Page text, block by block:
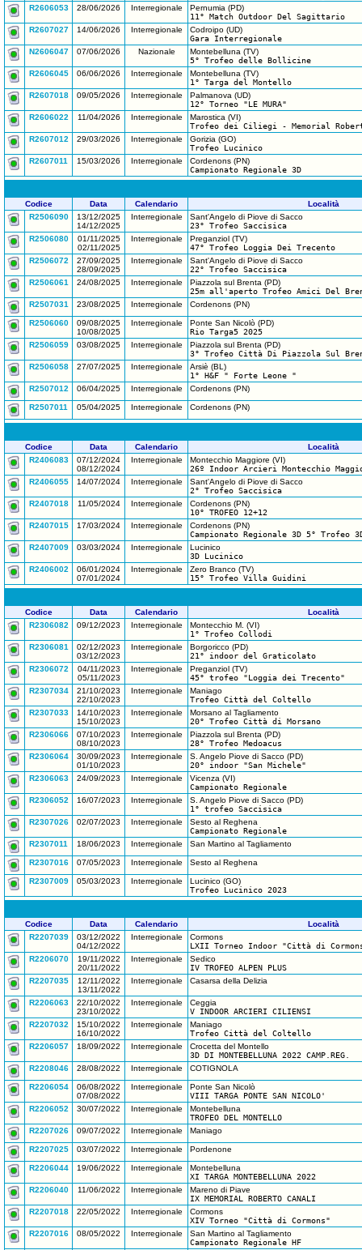
R2606053
28/06/2026 Interregionale
Pernumia (PD)
11° Match Outdoor Del Sagittario
R2607027
14/06/2026 Interregionale
Codroipo (UD)
Gara Interregionale
N2606047
07/06/2026 Nazionale
Montebelluna (TV)
5° Trofeo delle Bollicine
R2606045
06/06/2026 Interregionale
Montebelluna (TV)
1° Targa del Montello
R2607018
09/05/2026 Interregionale
Palmanova (UD)
12° Torneo "LE MURA"
R2606022
11/04/2026 Interregionale
Marostica (VI)
Trofeo dei Ciliegi - Memorial
R2607012
29/03/2026 Interregionale
Gorizia (GO)
Trofeo Lucinico
R2607011
15/03/2026 Interregionale
Cordenons (PN)
Campionato Regionale 3D
Codice Data Calendario
Località
R2506090
13/12/2025
14/12/2025
Interregionale
Sant'Angelo di Piove di Sacco
23° Trofeo Saccisica
R2506080
01/11/2025
02/11/2025
Interregionale
Preganziol (TV)
47° Trofeo Loggia Dei Trecento
R2506072
27/09/2025
28/09/2025
Interregionale
Sant'Angelo di Piove di Sacco
22° Trofeo Saccisica
R2506061
24/08/2025 Interregionale
Piazzola sul Brenta (PD)
25m all'aperto Trofeo Amici Del
R2507031
23/08/2025 Interregionale Cordenons (PN)
R2506060
09/08/2025
10/08/2025
Interregionale
Ponte San Nicolò (PD)
Rio Targa5 2025
R2506059
03/08/2025 Interregionale
Piazzola sul Brenta (PD)
3° Trofeo Città Di Piazzola Sul
R2506058
27/07/2025 Interregionale
Arsiè (BL)
1° H&F " Forte Leone "
R2507012
06/04/2025 Interregionale Cordenons (PN)
R2507011 05/04/2025 Interregionale Cordenons (PN)
Codice Data Calendario
Località
R2406083
07/12/2024
08/12/2024
Interregionale
Montecchio Maggiore (VI)
26º Indoor Arcieri Montecchio
R2406055
14/07/2024 Interregionale
Sant'Angelo di Piove di Sacco
2° Trofeo Saccisica
R2407018
11/05/2024 Interregionale
Cordenons (PN)
10° TROFEO 12+12
R2407015
17/03/2024 Interregionale
Cordenons (PN)
Campionato Regionale 3D 5° Trofeo
R2407009
03/03/2024 Interregionale
Lucinico
3D Lucinico
R2406002
06/01/2024
07/01/2024
Interregionale
Zero Branco (TV)
15° Trofeo Villa Guidini
Codice Data Calendario
Località
R2306082
09/12/2023 Interregionale
Montecchio M. (VI)
1° Trofeo Collodi
R2306081
02/12/2023
03/12/2023
Interregionale
Borgoricco (PD)
21° indoor del Graticolato
R2306072
04/11/2023
05/11/2023
Interregionale
Preganziol (TV)
45° trofeo "Loggia dei Trecento"
R2307034
21/10/2023
22/10/2023
Interregionale
Maniago
Trofeo Città del Coltello
R2307033
14/10/2023
15/10/2023
Interregionale
Morsano al Tagliamento
20° Trofeo Città di Morsano
R2306066
07/10/2023
08/10/2023
Interregionale
Piazzola sul Brenta (PD)
28° Trofeo Medoacus
R2306064
30/09/2023
01/10/2023
Interregionale
S. Angelo Piove di Sacco (PD)
20° indoor "San Michele"
R2306063
24/09/2023 Interregionale
Vicenza (VI)
Campionato Regionale
R2306052
16/07/2023 Interregionale
S. Angelo Piove di Sacco (PD)
1° trofeo Saccisica
R2307026
02/07/2023 Interregionale
Sesto al Reghena
Campionato Regionale
R2307011
18/06/2023 Interregionale San Martino al Tagliamento
R2307016 07/05/2023 Interregionale Sesto al Reghena
R2307009 05/03/2023 Interregionale
Lucinico (GO)
Trofeo Lucinico 2023
Codice Data Calendario
Località
R2207039
03/12/2022
04/12/2022
Interregionale
Cormons
LXII Torneo Indoor "Città di
R2206070
19/11/2022
20/11/2022
Interregionale
Sedico
IV TROFEO ALPEN PLUS
R2207035
12/11/2022
13/11/2022
Interregionale Casarsa della Delizia
R2206063
22/10/2022
23/10/2022
Interregionale
Ceggia
V INDOOR ARCIERI CILIENSI
R2207032
15/10/2022
16/10/2022
Interregionale
Maniago
Trofeo Città del Coltello
R2206057
18/09/2022 Interregionale
Crocetta del Montello
3D DI MONTEBELLUNA 2022 CAMP.REG.
R2208046
28/08/2022 Interregionale COTIGNOLA
R2206054
06/08/2022
07/08/2022
Interregionale
Ponte San Nicolò
VIII TARGA PONTE SAN NICOLO'
R2206052
30/07/2022 Interregionale
Montebelluna
TROFEO DEL MONTELLO
R2207026
09/07/2022 Interregionale Maniago
R2207025 03/07/2022 Interregionale Pordenone
R2206044 19/06/2022 Interregionale
Montebelluna
XI TARGA MONTEBELLUNA 2022
R2206040
11/06/2022 Interregionale
Mareno di Piave
IX MEMORIAL ROBERTO CANALI
R2207018
22/05/2022 Interregionale
Cormons
XIV Torneo "Città di Cormons"
R2207016
08/05/2022 Interregionale
San Martino al Tagliamento
Campionato Regionale HF